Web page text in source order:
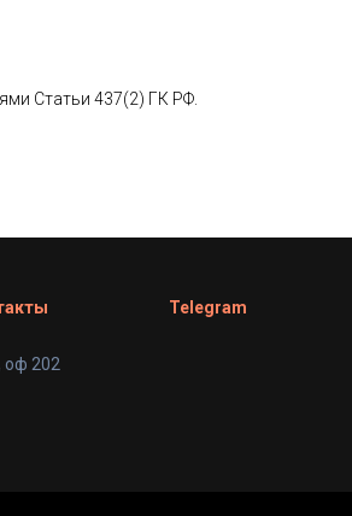
Статьи 437(2) ГК РФ.
Telegram
оф 202